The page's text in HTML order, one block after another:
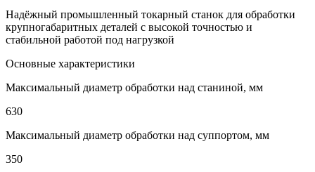
Надёжный промышленный токарный станок для обработки
крупногабаритных деталей с высокой точностью и
стабильной работой под нагрузкой
Основные характеристики
Максимальный диаметр обработки над станиной, мм
630
Максимальный диаметр обработки над суппортом, мм
350